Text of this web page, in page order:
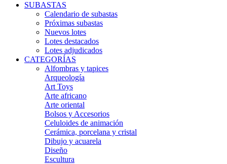
SUBASTAS
Calendario de subastas
Próximas subastas
Nuevos lotes
Lotes destacados
Lotes adjudicados
CATEGORÍAS
Alfombras y tapices
Arqueología
Art Toys
Arte africano
Arte oriental
Bolsos y Accesorios
Celuloides de animación
Cerámica, porcelana y cristal
Dibujo y acuarela
Diseño
Escultura